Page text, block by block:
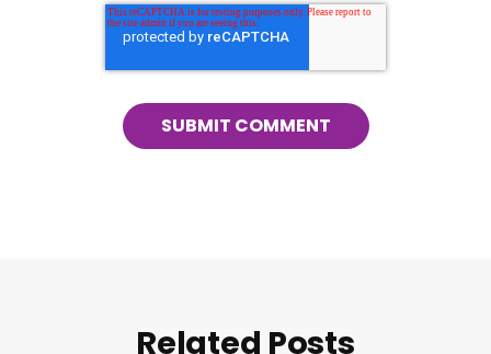
Related Posts